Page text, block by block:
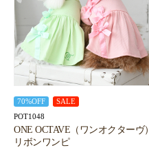
70%OFF SALE
POT1048
ONE OCTAVE（ワンオクターヴ）
リボンワンピ
お買い物を続ける